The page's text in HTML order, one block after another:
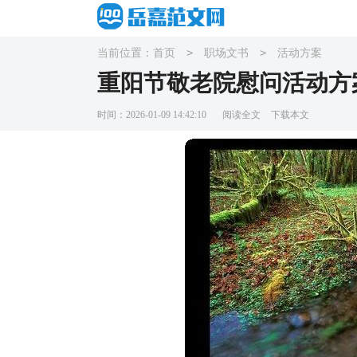
当前位置： 首页 > 职场文书 > 活动方案
重阳节敬老院慰问活动方
时间：2026-01-09 14:42:10 阅读全文 下载本文